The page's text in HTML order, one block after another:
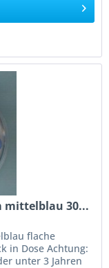
mittelblau 30...
flache
in Dose Achtung:
unter 3 Jahren